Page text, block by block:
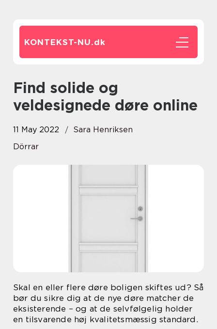
KONTEKST-NU.dk
Find solide og
veldesignede døre online
11 May 2022
Sara Henriksen
Dörrar
Skal en eller flere døre boligen skiftes ud? Så
bør du sikre dig at de nye døre matcher de
eksisterende – og at de selvfølgelig holder
en tilsvarende høj kvalitetsmæssig standard.